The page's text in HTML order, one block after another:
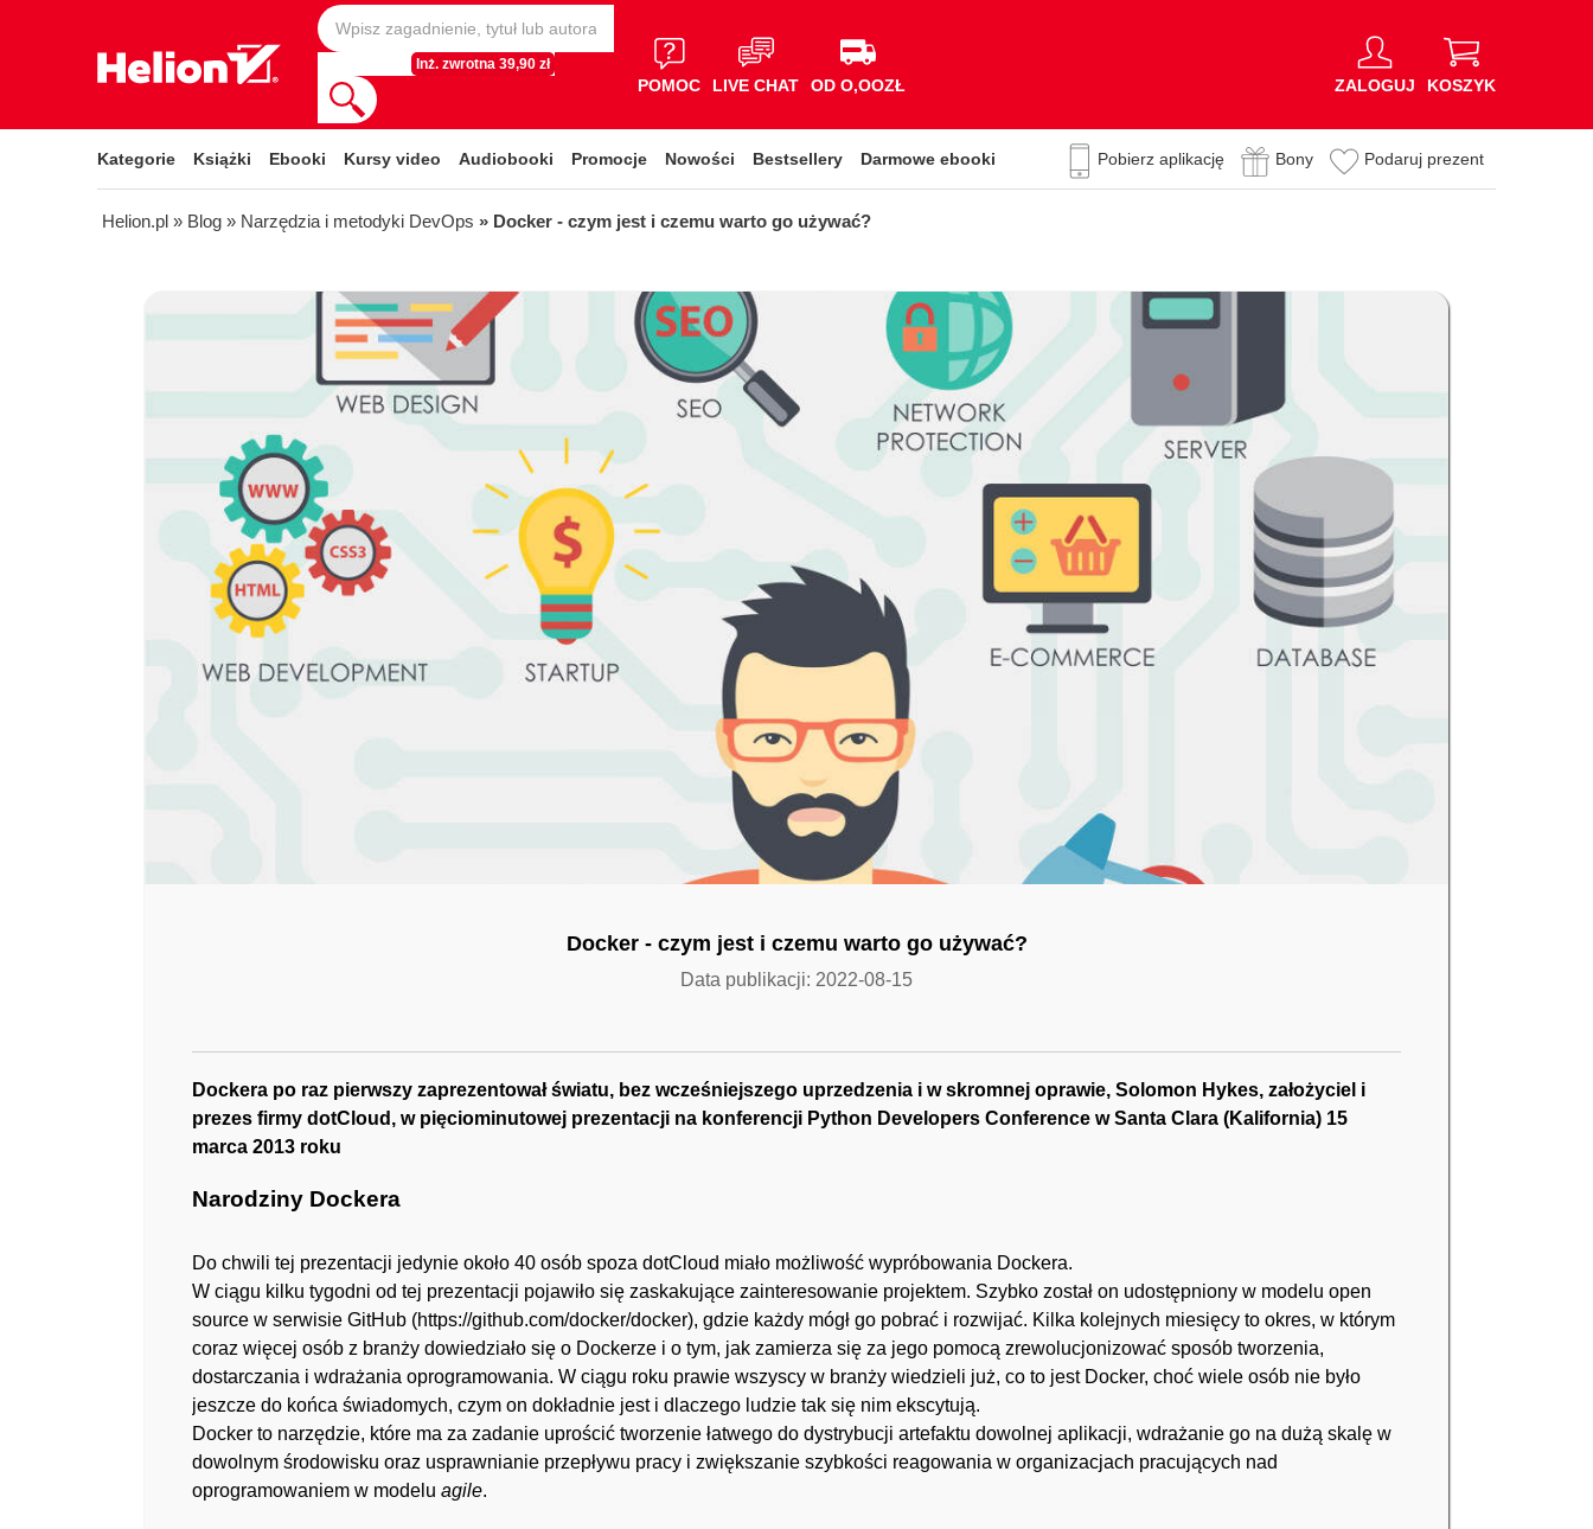
Inż. zwrotna 39,90 zł
POMOC LIVE CHAT OD O,OOZŁ ZALOGUJ KOSZYK
Kategorie Książki Ebooki Kursy video Audiobooki Promocje Nowości Bestsellery Darmowe ebooki Pobierz aplikację Bony Podaruj prezent
Helion.pl » Blog » Narzędzia i metodyki DevOps » Docker - czym jest i czemu warto go używać?
Docker - czym jest i czemu warto go używać?
Data publikacji: 2022-08-15
Dockera po raz pierwszy zaprezentował światu, bez wcześniejszego uprzedzenia i w skromnej oprawie, Solomon Hykes, założyciel i
prezes firmy dotCloud, w pięciominutowej prezentacji na konferencji Python Developers Conference w Santa Clara (Kalifornia) 15
marca 2013 roku
Narodziny Dockera
Do chwili tej prezentacji jedynie około 40 osób spoza dotCloud miało możliwość wypróbowania Dockera.
W ciągu kilku tygodni od tej prezentacji pojawiło się zaskakujące zainteresowanie projektem. Szybko został on udostępniony w modelu open
source w serwisie GitHub (https://github.com/docker/docker), gdzie każdy mógł go pobrać i rozwijać. Kilka kolejnych miesięcy to okres, w którym
coraz więcej osób z branży dowiedziało się o Dockerze i o tym, jak zamierza się za jego pomocą zrewolucjonizować sposób tworzenia,
dostarczania i wdrażania oprogramowania. W ciągu roku prawie wszyscy w branży wiedzieli już, co to jest Docker, choć wiele osób nie było
jeszcze do końca świadomych, czym on dokładnie jest i dlaczego ludzie tak się nim ekscytują.
Docker to narzędzie, które ma za zadanie uprościć tworzenie łatwego do dystrybucji artefaktu dowolnej aplikacji, wdrażanie go na dużą skalę w
dowolnym środowisku oraz usprawnianie przepływu pracy i zwiększanie szybkości reagowania w organizacjach pracujących nad
oprogramowaniem w modelu agile.